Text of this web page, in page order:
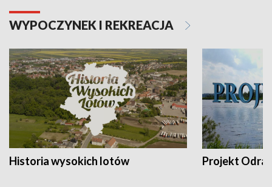
WYPOCZYNEK I REKREACJA
Historia wysokich lotów Projekt Odra